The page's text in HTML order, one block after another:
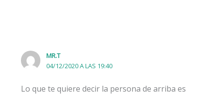
MR.T
04/12/2020 A LAS 19:40
Lo que te quiere decir la persona de arriba es